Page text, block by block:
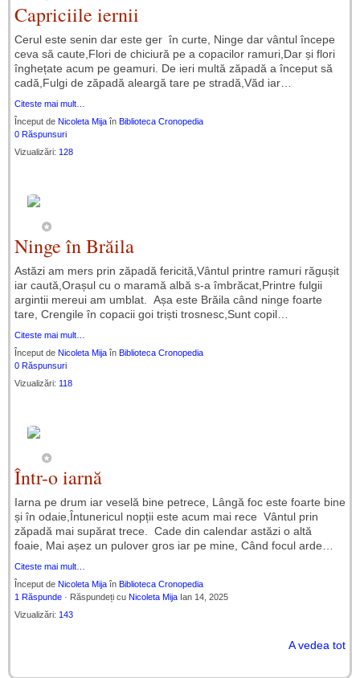
Capriciile iernii
Cerul este senin dar este ger în curte, Ninge dar vântul începe
ceva să caute,Flori de chiciură pe a copacilor ramuri,Dar și flori
înghețate acum pe geamuri. De ieri multă zăpadă a început să
cadă,Fulgi de zăpadă aleargă tare pe stradă,Văd iar…
Citeste mai mult…
Început de Nicoleta Mija în Biblioteca Cronopedia
0 Răspunsuri
Vizualizări: 128
Ninge în Brăila
Astăzi am mers prin zăpadă fericită,Vântul printre ramuri răgușit
iar caută,Orașul cu o maramă albă s-a îmbrăcat,Printre fulgii
argintii mereui am umblat. Așa este Brăila când ninge foarte
tare, Crengile în copacii goi triști trosnesc,Sunt copil…
Citeste mai mult…
Început de Nicoleta Mija în Biblioteca Cronopedia
0 Răspunsuri
Vizualizări: 118
Într-o iarnă
Iarna pe drum iar veselă bine petrece, Lângă foc este foarte bine
și în odaie,Întunericul nopții este acum mai rece Vântul prin
zăpadă mai supărat trece. Cade din calendar astăzi o altă
foaie, Mai așez un pulover gros iar pe mine, Când focul arde…
Citeste mai mult…
Început de Nicoleta Mija în Biblioteca Cronopedia
1 Răspunde · Răspundeți cu Nicoleta Mija Ian 14, 2025
Vizualizări: 143
A vedea tot